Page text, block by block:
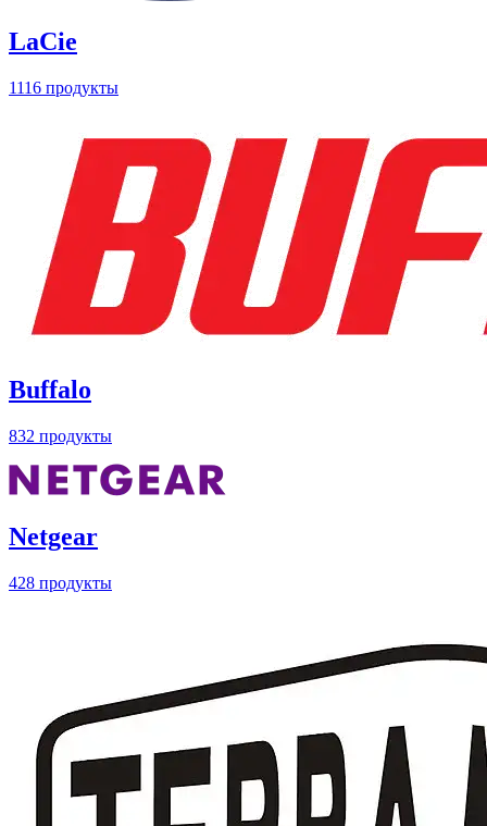
LaCie
1116 продукты
Buffalo
832 продукты
Netgear
428 продукты